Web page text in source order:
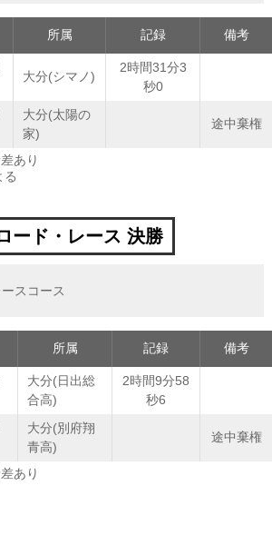
所属 記録 備考
大分(シマノ)
2時間31分3
秒0
大分(太陽の
家)
途中棄権
あり
る
ード・レース 決勝
スコース
所属 記録 備考
大分(日出総
合高)
2時間9分58
秒6
大分(別府翔
青高)
途中棄権
あり